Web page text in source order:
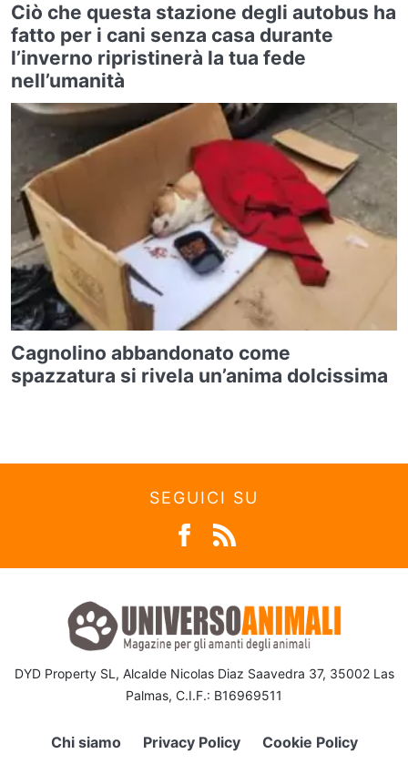
Ciò che questa stazione degli autobus ha
fatto per i cani senza casa durante
l’inverno ripristinerà la tua fede
nell’umanità
Cagnolino abbandonato come
spazzatura si rivela un’anima dolcissima
SEGUICI SU
DYD Property SL, Alcalde Nicolas Diaz Saavedra 37, 35002 Las
Palmas, C.I.F.: B16969511
Chi siamo Privacy Policy Cookie Policy